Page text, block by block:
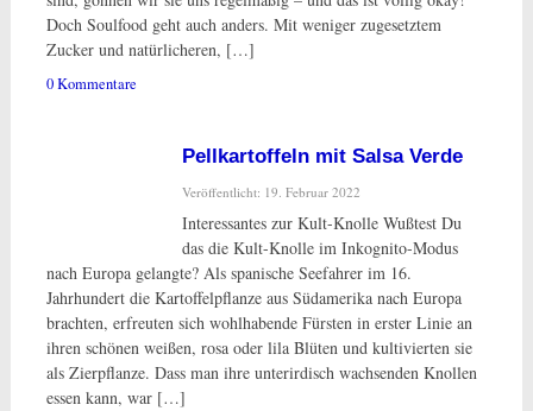
Doch Soulfood geht auch anders. Mit weniger zugesetztem
Zucker und natürlicheren, […]
0 Kommentare
Pellkartoffeln mit Salsa Verde
Veröffentlicht: 19. Februar 2022
Interessantes zur Kult-Knolle Wußtest Du
das die Kult-Knolle im Inkognito-Modus
nach Europa gelangte? Als spanische Seefahrer im 16.
Jahrhundert die Kartoffelpflanze aus Südamerika nach Europa
brachten, erfreuten sich wohlhabende Fürsten in erster Linie an
ihren schönen weißen, rosa oder lila Blüten und kultivierten sie
als Zierpflanze. Dass man ihre unterirdisch wachsenden Knollen
essen kann, war […]